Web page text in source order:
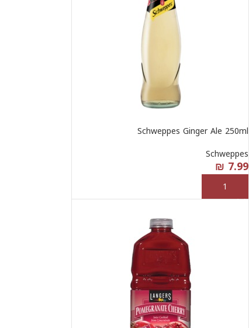
Schweppes Ginger Ale 250ml
Schweppes
₪ 7.99
إضافة إلى السلة